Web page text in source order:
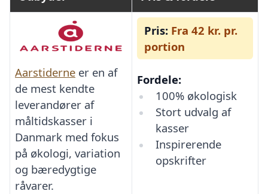
Aarstiderne er en af
de mest kendte
leverandører af
måltidskasser i
Danmark med fokus
på økologi, variation
og bæredygtige
råvarer.
Pris: Fra 42 kr. pr.
portion
Fordele:
100% økologisk
Stort udvalg af
kasser
Inspirerende
opskrifter